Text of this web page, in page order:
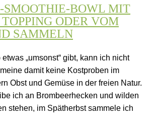
SMOOTHIE-BOWL MIT
ODER VOM
SAMMELN
„umsonst“ gibt, kann ich nicht
damit keine Kostproben im
Obst und Gemüse in der freien Natur.
ich an Brombeerhecken und wilden
stehen, im Spätherbst sammele ich